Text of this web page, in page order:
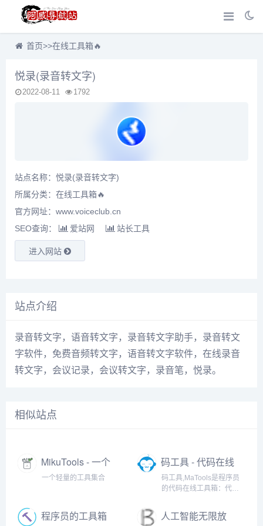
首页>>在线工具箱🔥
悦录(录音转文字)
2022-08-11 1792
站点名称：悦录(录音转文字)
所属分类： 在线工具箱🔥
官方网址：www.voiceclub.cn
SEO查询：
爱站网 站长工具
进入网站
站点介绍
录音转文字，语音转文字，录音转文字助手，录音转文
字软件，免费音频转文字，语音转文字软件，在线录音
转文字，会议记录，会议转文字，录音笔，悦录。
相似站点
MikuTools - 一个
轻量的工具集合
一个轻量的工具集合
码工具 - 代码在线
工具箱
码工具,MaTools是程序员
的代码在线工具箱：代码
密解密、时间戳、二维
码、在线API、Crontab、
程序员的工具箱
人工智能无限放